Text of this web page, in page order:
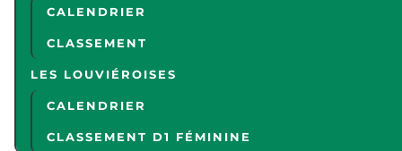
CALENDRIER
CLASSEMENT
LES LOUVIÉROISES
CALENDRIER
CLASSEMENT D1 FÉMININE